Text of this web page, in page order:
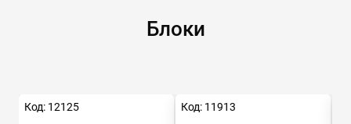
Блоки
Код: 12125 Код: 11913